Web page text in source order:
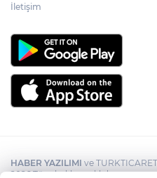
İletişim
HABER YAZILIMI ve
2026 Tüm hakları saklıdır.